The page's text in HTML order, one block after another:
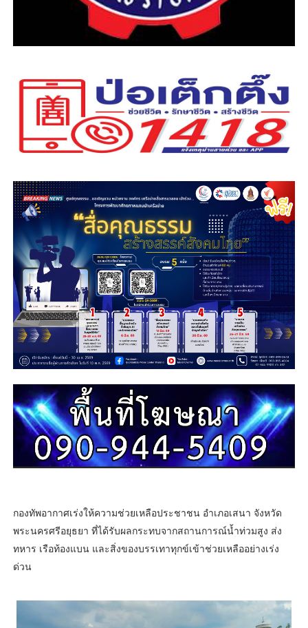
กองทัพอากาศเร่งให้ความช่วยเหลือประชาชน อำเภอเสนา จังหวัด
พระนครศรีอยุธยา ที่ได้รับผลกระทบจากสถานการณ์น้ำท่วมสูง ส่ง
ทหาร เรือท้องแบน และสิ่งของบรรเทาทุกข์เข้าช่วยเหลืออย่างเร่ง
ด่วน